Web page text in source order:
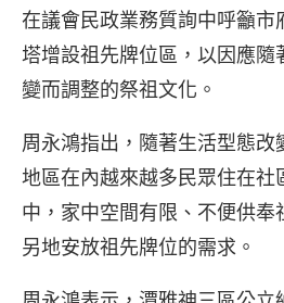
在議會民政業務質詢中呼籲市
塔增設祖先牌位區，以因應隨
變而調整的祭祖文化。
周永鴻指出，隨著生活型態改
地區在內越來越多民眾住在社
中，家中空間有限、不便供
另地安放祖先牌位的需求。